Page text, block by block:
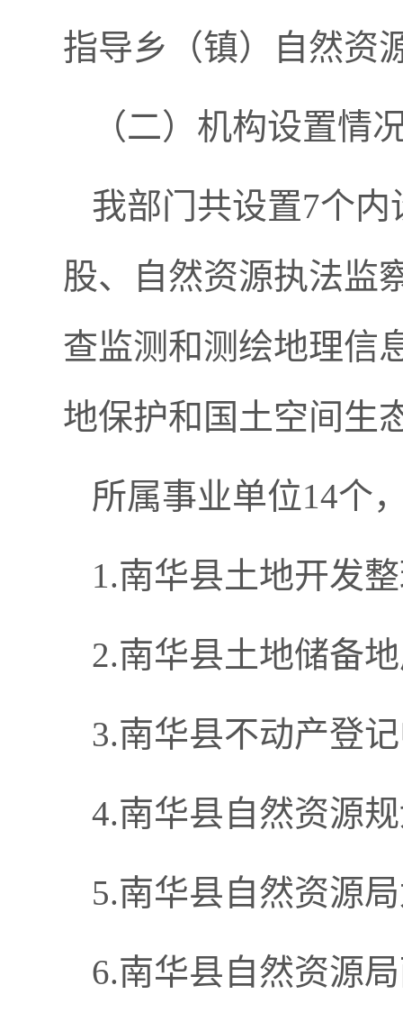
指导乡（镇）自然资
（二）机构设置情
我部门共设置7个
股、自然资源执法监
查监测和测绘地理信
地保护和国土空间生
所属事业单位14个
1.南华县土地开发
2.南华县土地储备
3.南华县不动产登
4.南华县自然资源
5.南华县自然资源
6.南华县自然资源